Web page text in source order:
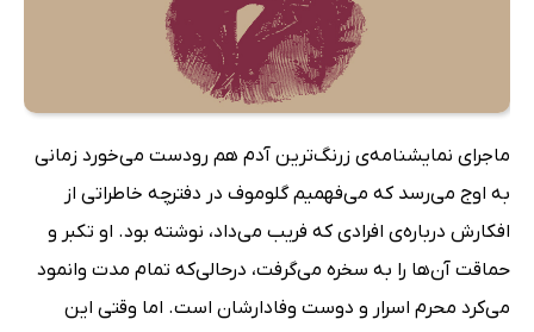
ماجرای نمایشنامه‌ی زرنگ‌ترین آدم هم رودست می‌خورد زمانی
به اوج می‌رسد که می‌فهمیم گلوموف در دفترچه خاطراتی از
افکارش درباره‌ی افرادی که فریب می‌داد، نوشته بود. او تکبر و
حماقت آن‌ها را به سخره می‌گرفت، درحالی‌که تمام مدت وانمود
می‌کرد محرم اسرار و دوست وفادارشان است. اما وقتی این